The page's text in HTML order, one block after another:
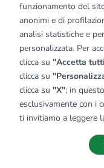
funzionamento del
anonimi e di
analisi statistiche e
personalizzata. Per
clicca su "Accetta
clicca su
clicca su "X"; in
esclusivamente con i
ti invitiamo a leggere